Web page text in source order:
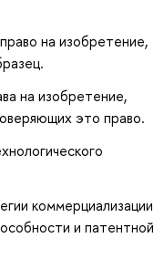
на изобретение,
на изобретение,
это право.
коммерциализации
и патентной